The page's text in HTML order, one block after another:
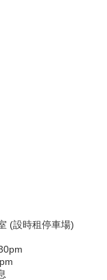
(設時租停車場)